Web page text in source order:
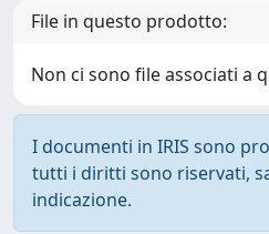
File in questo prodotto:
Non ci sono file associati a
I documenti in IRIS sono
tutti i diritti sono riservati,
indicazione.